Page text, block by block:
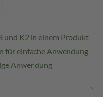
und K2 in einem Produkt
für einfache Anwendung
Anwendung